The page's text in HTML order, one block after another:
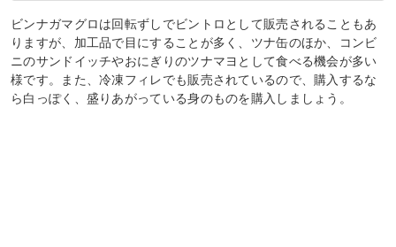
ビンナガマグロは回転ずしでビントロとして販売されることもあ
りますが、加工品で目にすることが多く、ツナ缶のほか、コンビ
ニのサンドイッチやおにぎりのツナマヨとして食べる機会が多い
様です。また、冷凍フィレでも販売されているので、購入するな
ら白っぽく、盛りあがっている身のものを購入しましょう。